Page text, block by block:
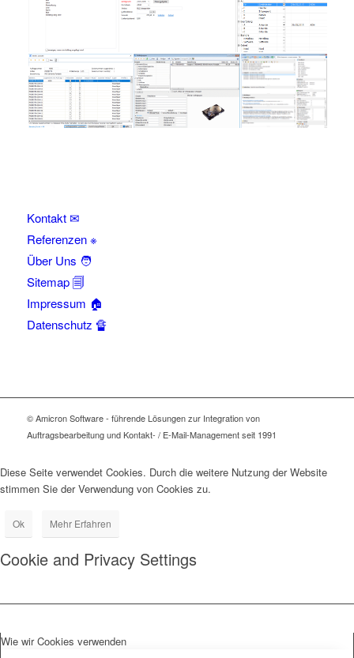
Kontakt ✉
Referenzen ※
Über Uns 🧑
Sitemap 🗐
Impressum 🏠
Datenschutz 🔏
© Amicron Software - führende Lösungen zur Integration von
Auftragsbearbeitung und Kontakt- / E-Mail-Management seit 1991
Diese Seite verwendet Cookies. Durch die weitere Nutzung der Website
stimmen Sie der Verwendung von Cookies zu.
Ok Mehr Erfahren
Cookie and Privacy Settings
Wie wir Cookies verwenden